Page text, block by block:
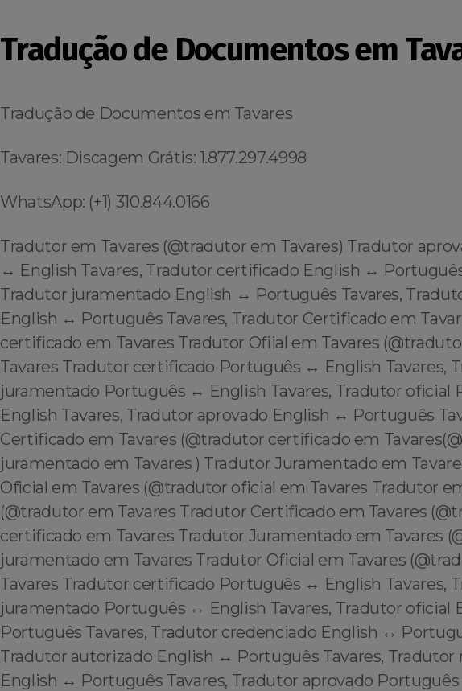
Tradução de Documentos em
Tradução de Documentos em Tavares
Tavares: Discagem Grátis: 1.877.297.4998
WhatsApp: (+1) 310.844.0166
Tradutor em Tavares (@tradutor em Tavares) Tradutor
↔️ English Tavares, Tradutor certificado English ↔️
Tradutor juramentado English ↔️ Português Tavares,
English ↔️ Português Tavares, Tradutor Certificado em
certificado em Tavares Tradutor Ofiial em Tavares
Tavares Tradutor certificado Português ↔️ English Tavares,
juramentado Português ↔️ English Tavares, Tradutor oficial
English Tavares, Tradutor aprovado English ↔️ Português
Certificado em Tavares (@tradutor certificado em
juramentado em Tavares ) Tradutor Juramentado em
Oficial em Tavares (@tradutor oficial em Tavares Tradutor
(@tradutor em Tavares Tradutor Certificado em Tavares
certificado em Tavares Tradutor Juramentado em Tavares
juramentado em Tavares Tradutor Oficial em Tavares
Tavares Tradutor certificado Português ↔️ English Tavares,
juramentado Português ↔️ English Tavares, Tradutor oficial
Português Tavares, Tradutor credenciado English ↔️
Tradutor autorizado English ↔️ Português Tavares, Tradutor
English ↔️ Português Tavares, Tradutor aprovado